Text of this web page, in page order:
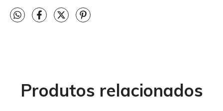
Produtos relacionados